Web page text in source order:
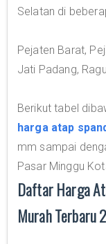
Selatan di
Pejaten Barat,
Jati Padang,
Berikut tabel
harga atap
mm sampai
Pasar Minggu
Daftar Harga
Murah Terbaru